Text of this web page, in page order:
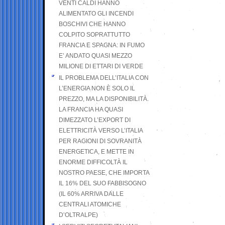
VENTI CALDI HANNO
ALIMENTATO GLI INCENDI
BOSCHIVI CHE HANNO
COLPITO SOPRATTUTTO
FRANCIA E SPAGNA: IN FUMO
E’ ANDATO QUASI MEZZO
MILIONE DI ETTARI DI VERDE
IL PROBLEMA DELL’ITALIA CON
L’ENERGIA NON È SOLO IL
PREZZO, MA LA DISPONIBILITÀ.
LA FRANCIA HA QUASI
DIMEZZATO L’EXPORT DI
ELETTRICITÀ VERSO L’ITALIA
PER RAGIONI DI SOVRANITÀ
ENERGETICA, E METTE IN
ENORME DIFFICOLTÀ IL
NOSTRO PAESE, CHE IMPORTA
IL 16% DEL SUO FABBISOGNO
(IL 60% ARRIVA DALLE
CENTRALI ATOMICHE
D’OLTRALPE)